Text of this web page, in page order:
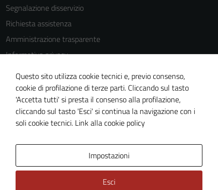
Segnalazione disservizio
Richiesta assistenza
Amministrazione trasparente
Informativa privacy
Cookie Policy
Note legali
Dichiarazione di accessibilità
Piano di miglioramento del sito
Questo sito utilizza cookie tecnici e, previo consenso,
cookie di profilazione di terze parti. Cliccando sul tasto
'Accetta tutti' si presta il consenso alla profilazione,
cliccando sul tasto 'Esci' si continua la navigazione con i
soli cookie tecnici. Link alla cookie policy
Impostazioni
Esci
possono
essere
disabilitati.
Questi cookie
non raccolgono
personali.